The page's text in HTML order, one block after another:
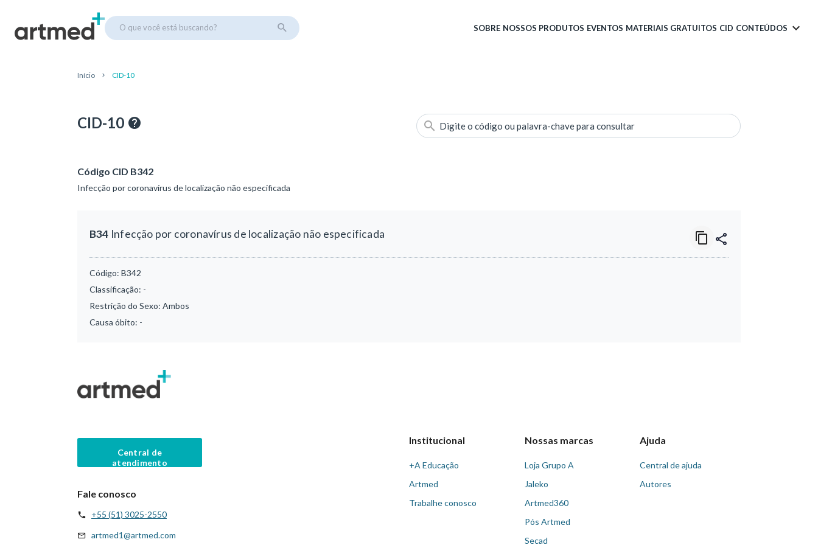
O que você está buscando? SOBRE NOSSOS PRODUTOS EVENTOS MATERIAIS GRATUITOS CID CONTEÚDOS
Início CID-10
CID-10 Digite o código ou palavra-chave para consultar
Código CID B342
Infecção por coronavírus de localização não especificada
B34 Infecção por coronavírus de localização não especificada
Código: B342
Classificação: -
Restrição do Sexo: Ambos
Causa óbito: -
Central de
atendimento
Fale conosco
+55 (51) 3025-2550
artmed1@artmed.com
Institucional
+A Educação
Artmed
Trabalhe conosco
Nossas marcas
Loja Grupo A
Jaleko
Artmed360
Pós Artmed
Secad
Ajuda
Central de ajuda
Autores